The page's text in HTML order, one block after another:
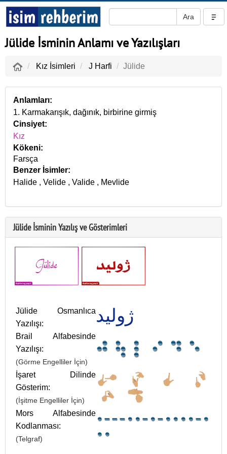
Jülide İsminin Anlamı ve Yazılışları
Kız İsimleri J Harfi Jülide
Anlamları:
1. Karmakarışık, dağınık, birbirine girmiş
Cinsiyet:
Kız
Kökeni:
Farsça
Benzer İsimler:
Halide , Velide , Valide , Mevlide
Jülide İsminin Yazılış ve Gösterimleri
Jülide Osmanlıca
Yazılışı:
ژوليد
Brail Alfabesinde
Yazılışı:
(Görme Engelliler İçin)
İşaret Dilinde
Gösterim:
(İşitme Engelliler İçin)
Mors Alfabesinde
Kodlanması:
(Telgraf)